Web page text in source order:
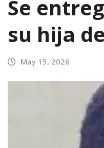
Se
su hija
May 15, 2026